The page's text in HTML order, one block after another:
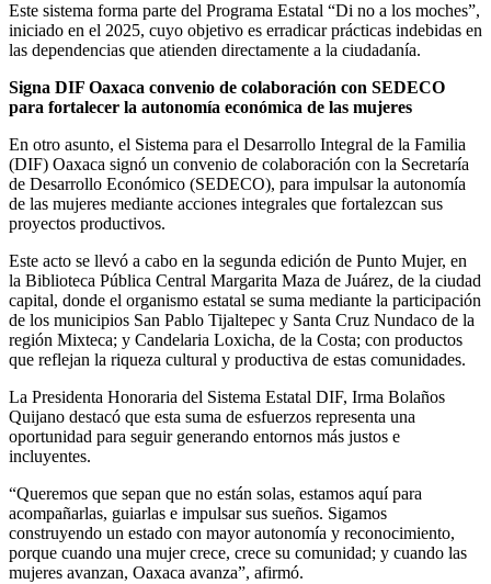
Este sistema forma parte del Programa Estatal “Di no a los moches”,
iniciado en el 2025, cuyo objetivo es erradicar prácticas indebidas en
las dependencias que atienden directamente a la ciudadanía.
Signa DIF Oaxaca convenio de colaboración con SEDECO
para fortalecer la autonomía económica de las mujeres
En otro asunto, el Sistema para el Desarrollo Integral de la Familia
(DIF) Oaxaca signó un convenio de colaboración con la Secretaría
de Desarrollo Económico (SEDECO), para impulsar la autonomía
de las mujeres mediante acciones integrales que fortalezcan sus
proyectos productivos.
Este acto se llevó a cabo en la segunda edición de Punto Mujer, en
la Biblioteca Pública Central Margarita Maza de Juárez, de la ciudad
capital, donde el organismo estatal se suma mediante la participación
de los municipios San Pablo Tijaltepec y Santa Cruz Nundaco de la
región Mixteca; y Candelaria Loxicha, de la Costa; con productos
que reflejan la riqueza cultural y productiva de estas comunidades.
La Presidenta Honoraria del Sistema Estatal DIF, Irma Bolaños
Quijano destacó que esta suma de esfuerzos representa una
oportunidad para seguir generando entornos más justos e
incluyentes.
“Queremos que sepan que no están solas, estamos aquí para
acompañarlas, guiarlas e impulsar sus sueños. Sigamos
construyendo un estado con mayor autonomía y reconocimiento,
porque cuando una mujer crece, crece su comunidad; y cuando las
mujeres avanzan, Oaxaca avanza”, afirmó.